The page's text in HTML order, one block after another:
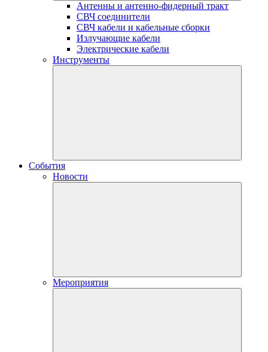
Антенны и антенно-фидерный тракт
СВЧ соединители
СВЧ кабели и кабельные сборки
Излучающие кабели
Электрические кабели
Инструменты
События
Новости
Мероприятия